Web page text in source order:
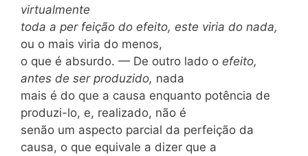
virtualmente
toda a per feição do efeito, este viria do nada,
ou o mais viria do menos,
o que é absurdo. — De outro lado o efeito,
antes de ser produzido, nada
mais é do que a causa enquanto potência de
produzi-lo, e, realizado, não é
senão um aspecto parcial da perfeição da
causa, o que equivale a dizer que a